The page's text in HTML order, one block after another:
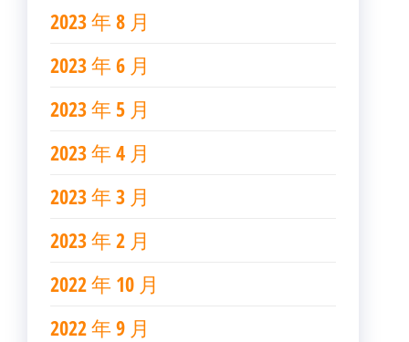
2023 年 8 月
2023 年 6 月
2023 年 5 月
2023 年 4 月
2023 年 3 月
2023 年 2 月
2022 年 10 月
2022 年 9 月